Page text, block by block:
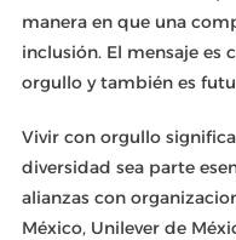
manera en que una
inclusión. El mensaje es
orgullo y también es
Vivir con orgullo
diversidad sea parte
alianzas con
México, Unilever de